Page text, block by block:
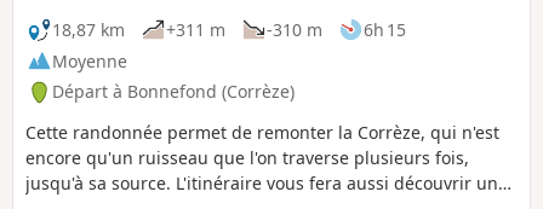
18,87 km
+311 m -310 m
6h 15
Moyenne
Départ à Bonnefond (Corrèze)
Cette randonnée permet de remonter la Corrèze, qui n'est
encore qu'un ruisseau que l'on traverse plusieurs fois,
jusqu'à sa source. L'itinéraire vous fera aussi découvrir un